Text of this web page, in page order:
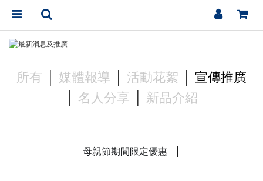
所有 媒體報導 活動花絮 宣傳推廣
名人分享 新品介紹
母親節期間限定優惠